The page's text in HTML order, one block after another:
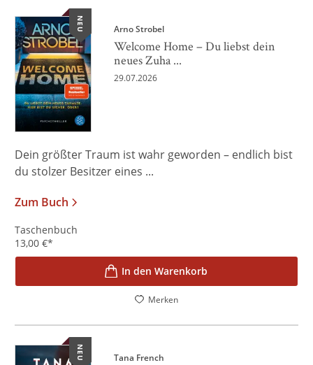
NEU Arno Strobel
Welcome Home – Du liebst dein
neues Zuha ...
29.07.2026
Dein größter Traum ist wahr geworden – endlich bist
du stolzer Besitzer eines ...
Zum Buch
Taschenbuch
13,00 €*
In den Warenkorb
Merken
NEU Tana French